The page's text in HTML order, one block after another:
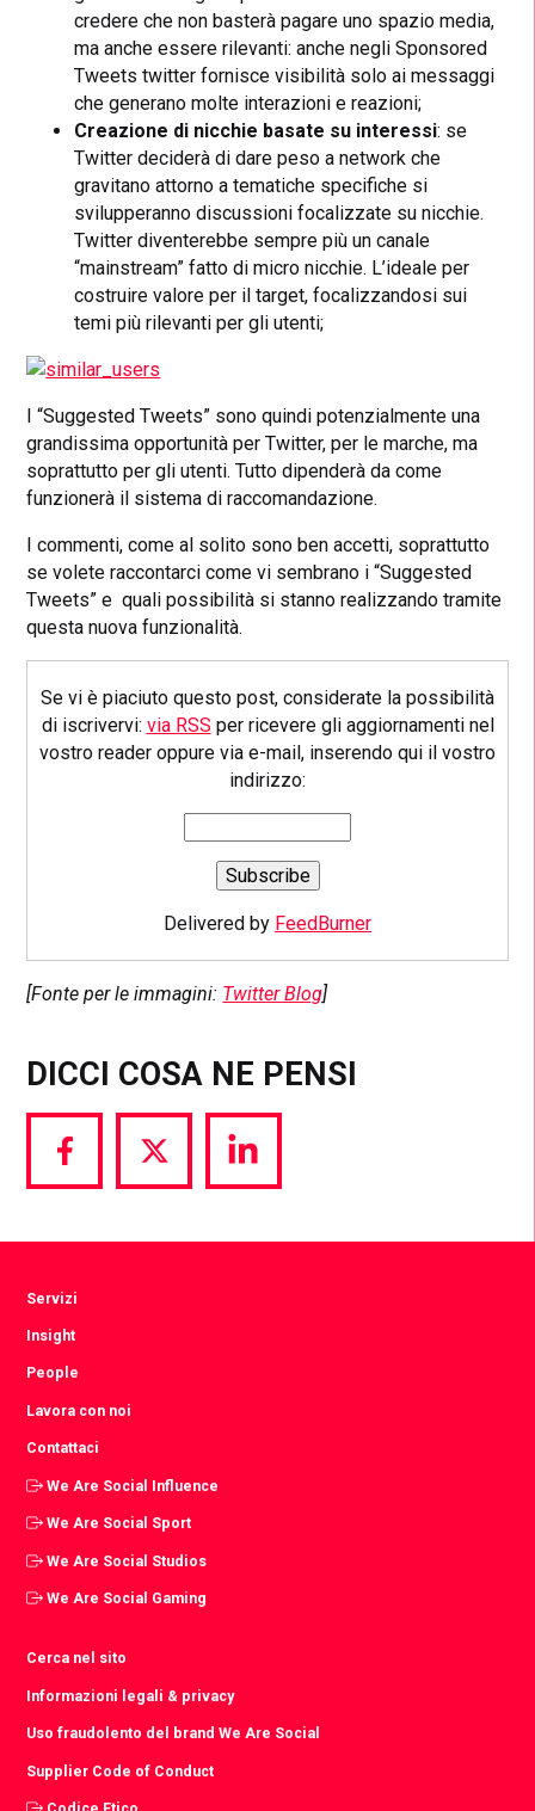
credere che non basterà pagare uno spazio media,
ma anche essere rilevanti: anche negli Sponsored
Tweets twitter fornisce visibilità solo ai messaggi
che generano molte interazioni e reazioni;
Creazione di nicchie basate su interessi: se
Twitter deciderà di dare peso a network che
gravitano attorno a tematiche specifiche si
svilupperanno discussioni focalizzate su nicchie.
Twitter diventerebbe sempre più un canale
“mainstream” fatto di micro nicchie. L’ideale per
costruire valore per il target, focalizzandosi sui
temi più rilevanti per gli utenti;
I “Suggested Tweets” sono quindi potenzialmente una
grandissima opportunità per Twitter, per le marche, ma
soprattutto per gli utenti. Tutto dipenderà da come
funzionerà il sistema di raccomandazione.
I commenti, come al solito sono ben accetti, soprattutto
se volete raccontarci come vi sembrano i “Suggested
Tweets” e quali possibilità si stanno realizzando tramite
questa nuova funzionalità.
Se vi è piaciuto questo post, considerate la possibilità
di iscrivervi: via RSS per ricevere gli aggiornamenti nel
vostro reader oppure via e-mail, inserendo qui il vostro
indirizzo:
Delivered by FeedBurner
[Fonte per le immagini: Twitter Blog]
DICCI COSA NE PENSI
Share
via
Share
via
Share
via
Servizi
Insight
People
Lavora con noi
Contattaci
We Are Social Influence
We Are Social Sport
We Are Social Studios
We Are Social Gaming
Cerca nel sito
Informazioni legali & privacy
Uso fraudolento del brand We Are Social
Supplier Code of Conduct